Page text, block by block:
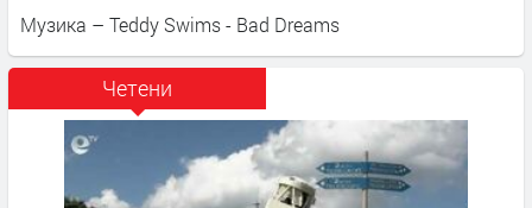
Музика – Teddy Swims - Bad Dreams
Четени